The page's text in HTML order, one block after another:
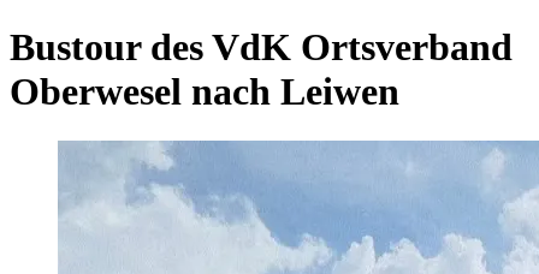
Bustour des VdK Ortsverband
Oberwesel nach Leiwen